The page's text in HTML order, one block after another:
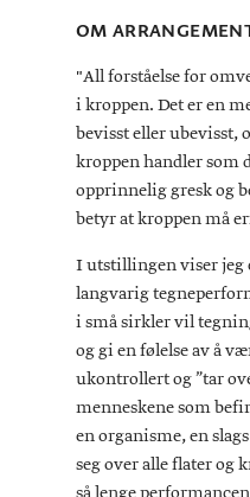
OM
"All forståelse for
i kroppen. Det er en
bevisst eller ubevisst,
kroppen handler som
opprinnelig gresk og
betyr at kroppen må
I utstillingen viser jeg
langvarig
i små sirkler vil
og gi en følelse av å
ukontrollert og ”tar
menneskene som
en organisme, en
seg over alle flater og